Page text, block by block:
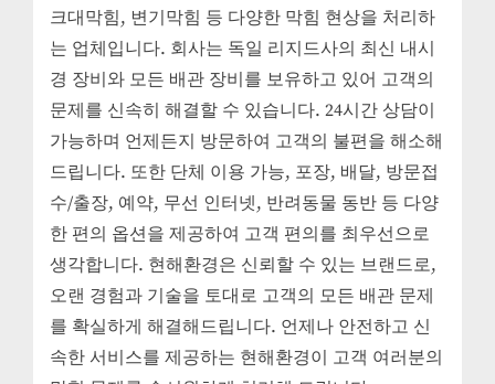
크대막힘, 변기막힘 등 다양한 막힘 현상을 처리하
는 업체입니다. 회사는 독일 리지드사의 최신 내시
경 장비와 모든 배관 장비를 보유하고 있어 고객의
문제를 신속히 해결할 수 있습니다. 24시간 상담이
가능하며 언제든지 방문하여 고객의 불편을 해소해
드립니다. 또한 단체 이용 가능, 포장, 배달, 방문접
수/출장, 예약, 무선 인터넷, 반려동물 동반 등 다양
한 편의 옵션을 제공하여 고객 편의를 최우선으로
생각합니다. 현해환경은 신뢰할 수 있는 브랜드로,
오랜 경험과 기술을 토대로 고객의 모든 배관 문제
를 확실하게 해결해드립니다. 언제나 안전하고 신
속한 서비스를 제공하는 현해환경이 고객 여러분의